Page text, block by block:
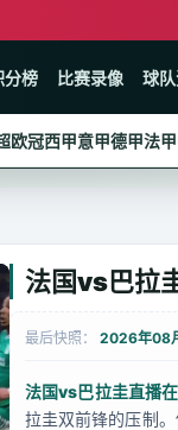
分榜 比赛录像 球
欧冠西甲意甲德甲法甲
法国vs巴拉
最后快照： 2026年08
法国vs巴拉圭直播
拉圭双前锋的压制